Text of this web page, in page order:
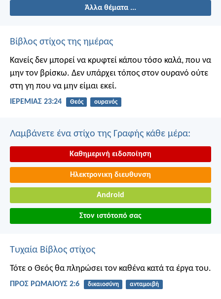
Άλλα θέματα ...
Βίβλος στίχος της ημέρας
Κανείς δεν μπορεί να κρυφτεί κάπου τόσο καλά, που να
μην τον βρίσκω. Δεν υπάρχει τόπος στον ουρανό ούτε
στη γη που να μην είμαι εκεί.
ΙΕΡΕΜΙΑΣ 23:24 Θεός ουρανός
Λαμβάνετε ένα στίχο της Γραφής κάθε μέρα:
Καθημερινή ειδοποίηση
Ηλεκτρονικη διευθυνση
Android
Στον ιστότοπό σας
Τυχαία Βίβλος στίχος
Τότε ο Θεός θα πληρώσει τον καθένα κατά τα έργα του.
ΠΡΟΣ ΡΩΜΑΙΟΥΣ 2:6 δικαιοσύνη ανταμοιβή